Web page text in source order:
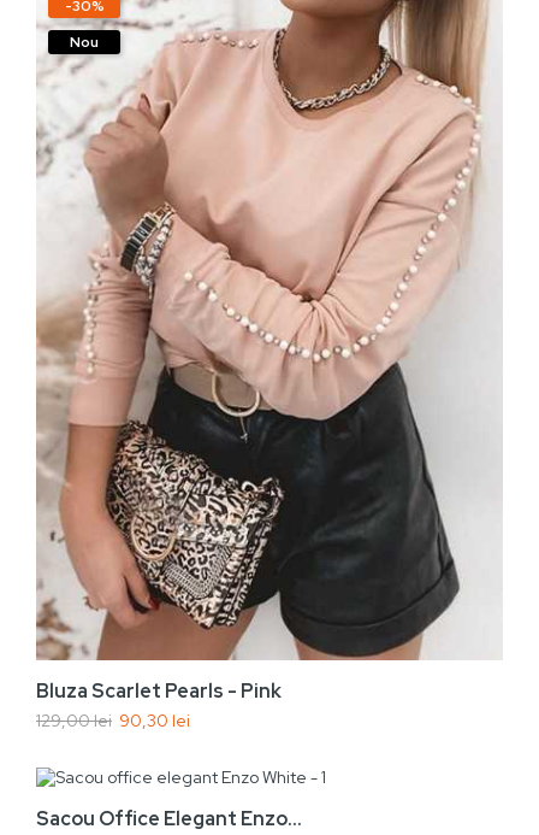
-30%
Nou
Vezi rapid
Adaugă În Coș
Bluza Scarlet Pearls - Pink
129,00 lei 90,30 lei
-40%
Sacou Office Elegant Enzo...